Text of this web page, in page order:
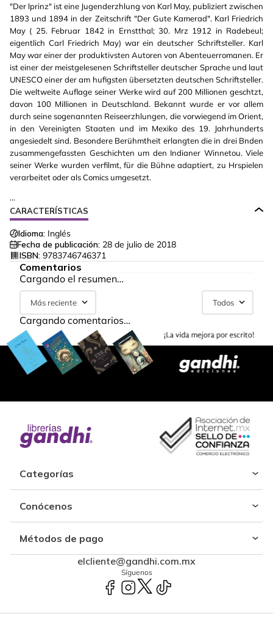
"Der lprinz" ist eine Jugenderzhlung von Karl May, publiziert zwischen
1893 und 1894 in der Zeitschrift "Der Gute Kamerad". Karl Friedrich
May ( 25. Februar 1842 in Ernstthal; 30. Mrz 1912 in Radebeul;
eigentlich Carl Friedrich May) war ein deutscher Schriftsteller. Karl
May war einer der produktivsten Autoren von Abenteuerromanen. Er
ist einer der meistgelesenen Schriftsteller deutscher Sprache und laut
UNESCO einer der am hufigsten übersetzten deutschen Schriftsteller.
Die weltweite Auflage seiner Werke wird auf 200 Millionen geschtzt,
davon 100 Millionen in Deutschland. Bekannt wurde er vor allem
durch seine sogenannten Reiseerzhlungen, die vorwiegend im Orient,
in den Vereinigten Staaten und im Mexiko des 19. Jahrhunderts
angesiedelt sind. Besondere Berühmtheit erlangten die in drei Bnden
zusammengefassten Geschichten um den Indianer Winnetou. Viele
seiner Werke wurden verfilmt, für die Bühne adaptiert, zu Hrspielen
verarbeitet oder als Comics umgesetzt.
...
CARACTERÍSTICAS
Idioma: Inglés
Fecha de publicación: 28 de julio de 2018
ISBN: 9783746746371
Comentarios
Cargando el resumen…
Más reciente Todos
Cargando comentarios…
Categorías
Conócenos
Métodos de pago
elcliente@gandhi.com.mx
Síguenos